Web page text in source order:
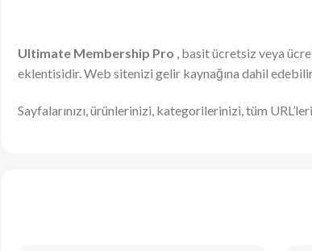
Ultimate Membership Pro , basit ücretsiz veya
eklentisidir. Web sitenizi gelir kaynağına dahil
Sayfalarınızı, ürünlerinizi, kategorilerinizi, tüm